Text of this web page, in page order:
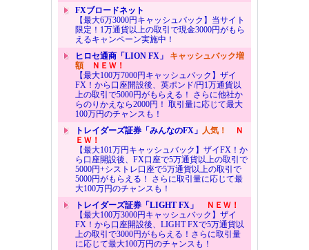
FXブロードネット
【最大6万3000円キャッシュバック】当サイト
限定！1万通貨以上の取引で現金3000円がもら
えるキャンペーン実施中！
ヒロセ通商「LION FX」 キャッシュバック増
額ＮＥＷ！
【最大100万7000円キャッシュバック】ザイ
FX！から口座開設後、英ポンド/円1万通貨以
上の取引で5000円がもらえる！ さらに他社か
らのりかえなら2000円！ 取引量に応じて最大
100万円のチャンスも！
トレイダーズ証券「みんなのFX」 人気！
Ｎ
ＥＷ！
【最大101万円キャッシュバック】ザイFX！か
ら口座開設後、FX口座で5万通貨以上の取引で
5000円+シストレ口座で5万通貨以上の取引で
5000円がもらえる！ さらに取引量に応じて最
大100万円のチャンスも！
トレイダーズ証券「LIGHT FX」
ＮＥＷ！
【最大100万3000円キャッシュバック】ザイ
FX！から口座開設後、LIGHT FXで5万通貨以
上の取引で3000円がもらえる！さらに取引量
に応じて最大100万円のチャンスも！